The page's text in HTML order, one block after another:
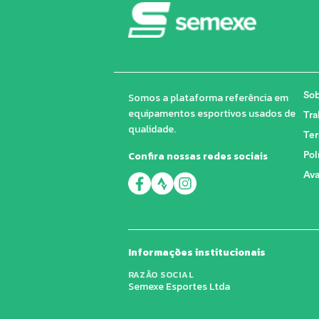
Somos a plataforma referência em
equipamentos esportivos usados de
qualidade.
Confira nossas redes sociais
Informações institucionais
RAZÃO SOCIAL
Semexe Esportes Ltda